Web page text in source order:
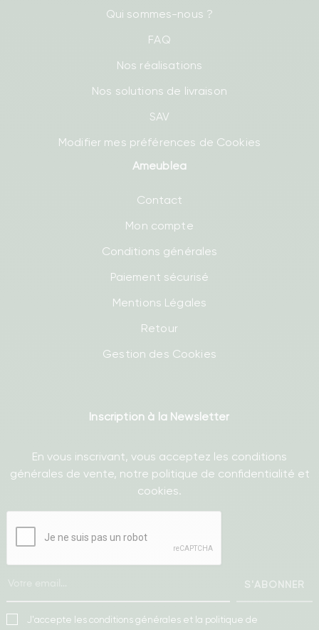
Qui sommes-nous ?
FAQ
Nos réalisations
Nos solutions de livraison
SAV
Modifier mes préférences de Cookies
Ameublea
Contact
Mon compte
Conditions générales
Paiement sécurisé
Mentions Légales
Retour
Gestion des Cookies
Inscription à la Newsletter
En vous inscrivant, vous acceptez les conditions
générales de vente, notre politique de confidentialité et
cookies.
S'ABONNER
J'accepte les conditions générales et la politique de